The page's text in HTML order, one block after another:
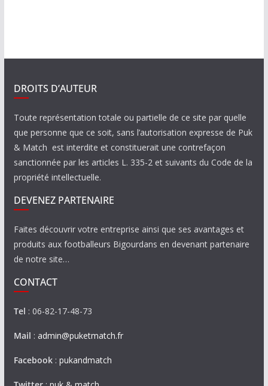
DROITS D’AUTEUR
Toute représentation totale ou partielle de ce site par quelle
que personne que ce soit, sans l’autorisation expresse de Puk
& Match est interdite et constituerait une contrefaçon
sanctionnée par les articles L. 335-2 et suivants du Code de la
propriété intellectuelle.
DEVENEZ PARTENAIRE
Faites découvrir votre entreprise ainsi que ses avantages et
produits aux footballeurs Bigourdans en devenant partenaire
de notre site…
CONTACT
Tel : 06-82-17-48-73
Mail : admin@puketmatch.fr
Facebook: pukandmatch